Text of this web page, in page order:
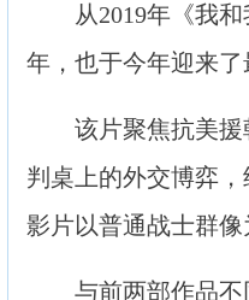
从2019年《我和我
年，也于今年迎来
该片聚焦抗美援朝
判桌上的外交博弈
影片以普通战士群
与前两部作品不同